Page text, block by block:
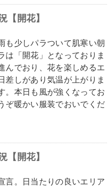
開花】
も少しパラついて肌寒い朝
は「開花」となっておりま
んでおり、花を楽しめるエ
差しがあり気温が上がりま
。本日も風が強くなってお
ぞ暖かい服装でおいでくだ
開花】
言。日当たりの良いエリア